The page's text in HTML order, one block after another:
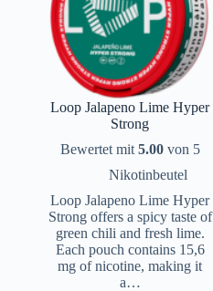
Loop Jalapeno Lime Hyper
Strong
Bewertet mit 5.00von 5
Nikotinbeutel
Loop Jalapeno Lime Hyper
Strong offers a spicy taste of
green chili and fresh lime.
Each pouch contains 15,6
mg of nicotine, making it
a…